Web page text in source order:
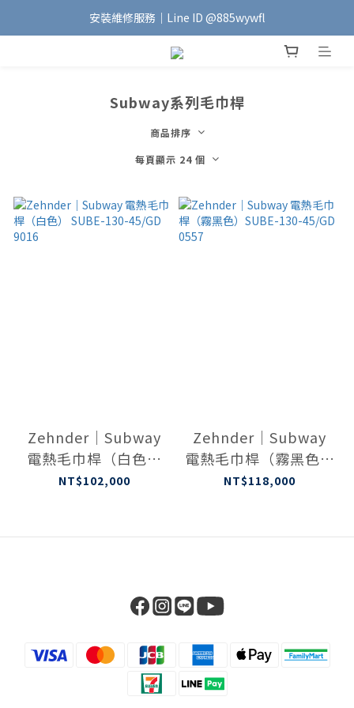
加入會員｜即享$100元購物金🛍️
安裝維修服務｜Line ID @885wywfl
好友募集中｜官方Line ID @746aztjp
Subway系列毛巾桿
商品排序
每頁顯示 24 個
Zehnder｜Subway
電熱毛巾桿（白色）
SUBE-130-45/GD
NT$102,000
Zehnder｜Subway
電熱毛巾桿（霧黑色）
SUBE-130-45/GD
NT$118,000